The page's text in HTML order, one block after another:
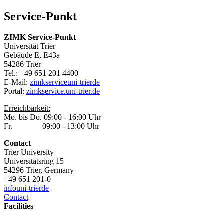
Service-Punkt
ZIMK Service-Punkt
Universität Trier
Gebäude E, E43a
54286 Trier
Tel.: +49 651 201 4400
E-Mail: zimkserviceuni-trierde
Portal: zimkservice.uni-trier.de
Erreichbarkeit:
Mo. bis Do. 09:00 - 16:00 Uhr
Fr. 09:00 - 13:00 Uhr
Contact
Trier University
Universitätsring 15
54296 Trier, Germany
+49 651 201-0
infouni-trierde
Contact
Facilities